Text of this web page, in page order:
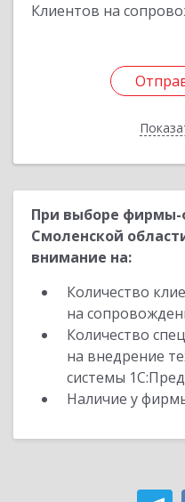
Клиентов на
При выборе фирмы-
Смоленской
внимание на:
Количество
на
Количество
на внедрение
системы
Наличие у